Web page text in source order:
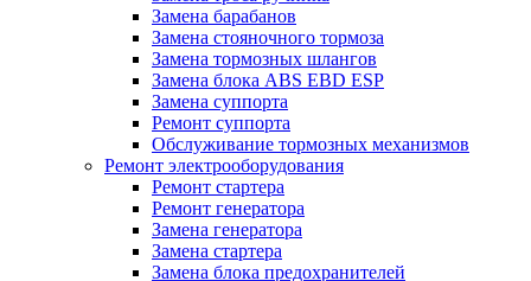
Замена барабанов
Замена стояночного тормоза
Замена тормозных шлангов
Замена блока ABS EBD ESP
Замена суппорта
Ремонт суппорта
Обслуживание тормозных механизмов
Ремонт электрооборудования
Ремонт стартера
Ремонт генератора
Замена генератора
Замена стартера
Замена блока предохранителей